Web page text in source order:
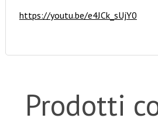
https://youtu.be/e4JCk_sUjY0
Prodotti